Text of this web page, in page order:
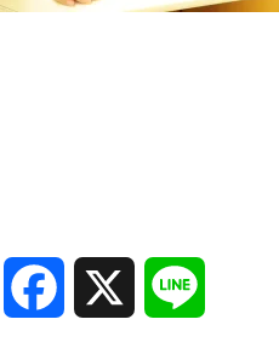
Facebook